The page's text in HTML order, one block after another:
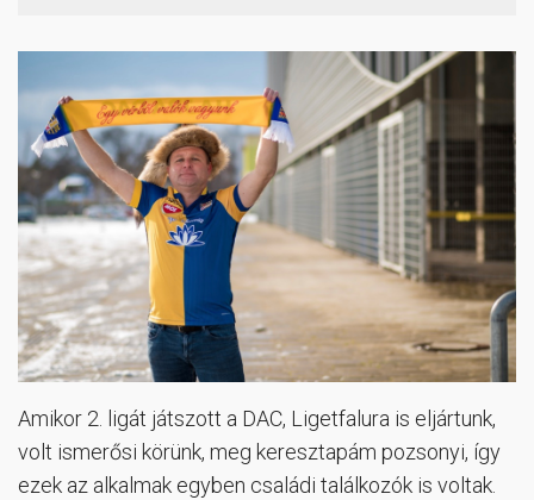
Amikor 2. ligát játszott a DAC, Ligetfalura is eljártunk,
volt ismerősi körünk, meg keresztapám pozsonyi, így
ezek az alkalmak egyben családi találkozók is voltak.